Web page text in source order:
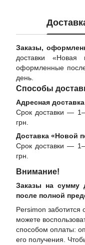
Заказы,
доставки
оформленные
день.
Способы
Адресная
Срок доставки —
грн.
Доставка «Новой
Срок доставки —
грн.
Внимание!
Заказы на сумму
после полной
Persimon заботится
можете
способом оплаты:
его получения.